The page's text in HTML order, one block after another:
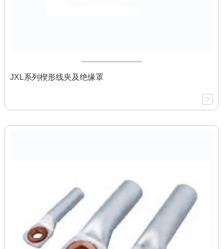
JXL系列楔形线夹及绝缘罩